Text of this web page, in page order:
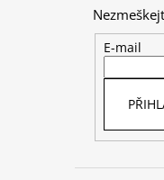
E-mail